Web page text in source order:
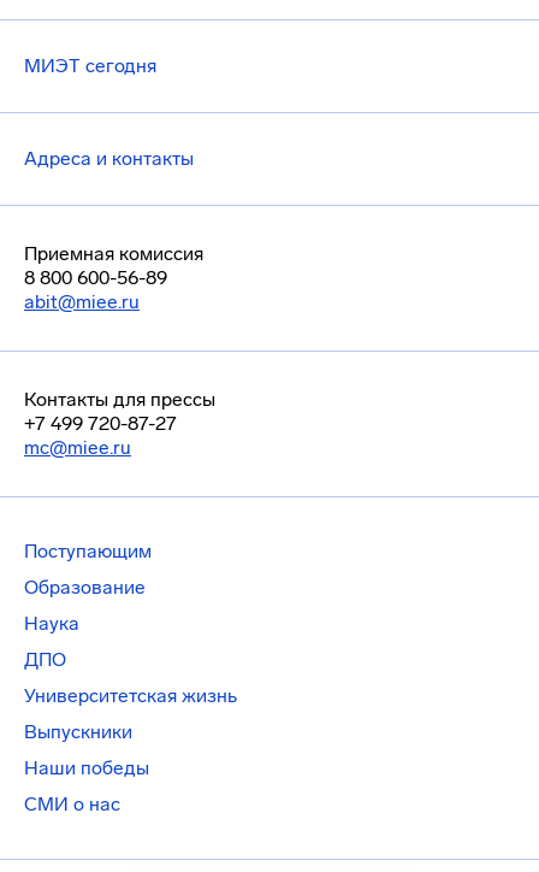
МИЭТ сегодня
Адреса и контакты
Приемная комиссия
8 800 600-56-89
abit@miee.ru
Контакты для прессы
+7 499 720-87-27
mc@miee.ru
Поступающим
Образование
Наука
ДПО
Университетская жизнь
Выпускники
Наши победы
СМИ о нас